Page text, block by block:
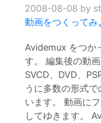
2008-08-08 by
動画をつくってみ
Avidemux をつか
す。 編集後の動
SVCD、DVD、
うに多数の形式
います。 動画に
してゆきます。